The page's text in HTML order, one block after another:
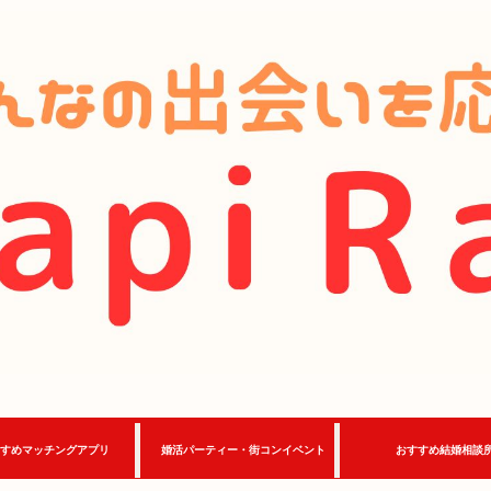
めマッチングアプリ 婚活パーティー・街コンイベント おすすめ結婚相談